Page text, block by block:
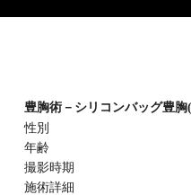
豊胸術－シリコンバッグ豊胸
性別
年齢
撮影時期
施術詳細